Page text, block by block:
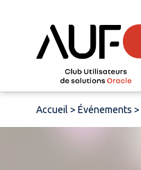
Accueil > Événements >